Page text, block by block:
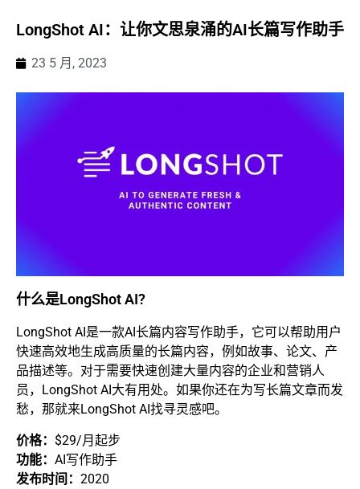
LongShot AI：让你文思泉涌的AI长篇写作助手
23 5 月, 2023
什么是LongShot AI?
LongShot AI是一款AI长篇内容写作助手，它可以帮助用户
快速高效地生成高质量的长篇内容，例如故事、论文、产
品描述等。对于需要快速创建大量内容的企业和营销人
员，LongShot AI大有用处。如果你还在为写长篇文章而发
愁，那就来LongShot AI找寻灵感吧。
价格： $29/月起步
功能： AI写作助手
发布时间： 2020